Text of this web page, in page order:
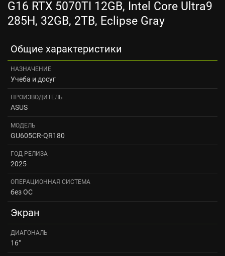
G16 RTX 5070TI 12GB, Intel Core Ultra9
285H, 32GB, 2TB, Eclipse Gray
Общие характеристики
НАЗНАЧЕНИЕ
Учеба и досуг
ПРОИЗВОДИТЕЛЬ
ASUS
МОДЕЛЬ
GU605CR-QR180
ГОД РЕЛИЗА
2025
ОПЕРАЦИОННАЯ СИСТЕМА
без ОС
Экран
ДИАГОНАЛЬ
16"